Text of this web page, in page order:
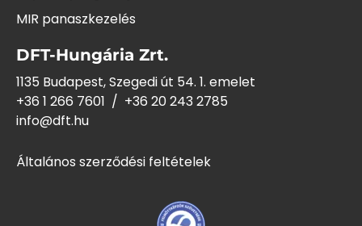
MIR panaszkezelés
DFT-Hungária Zrt.
1135 Budapest, Szegedi út 54. 1. emelet
+36 1 266 7601 / +36 20 243 2785
info@dft.hu
Általános szerződési feltételek